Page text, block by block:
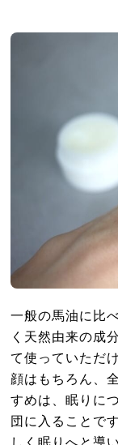
一般の馬油に比
く天然由来の成
て使っていただ
顔はもちろん、
すめは、眠りに
団に入ることで
しく眠りへと導